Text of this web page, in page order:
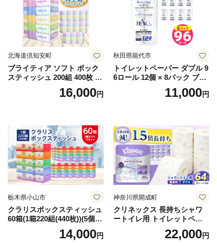
北海道倶知安町
ブライティア ソフト ボック
スティッシュ 200組 400枚 60
箱 日本製 まとめ買い ティッ
シュ リサイクル 長持 防災 常
倶知安町 日用品
16,000円
秋田県能代市
トイレットペーパー ダブル 9
6ロール 12個 × 8パック ブラ
ンカ 再生紙 100％ 芯あり 日
用品 消耗品 無香料 生活用品
11,000円
栃木県小山市
クラリスボックスティッシュ
60箱(1箱220組(440枚))(5個入
り×12セット)【1256759】
14,000円
神奈川県開成町
クリネックス 長持ちシャワ
ートイレ用 トイレットペー
パー（ダブル）64ロール(8ロ
ール×8パック) 開成町 トイレ
22,000円